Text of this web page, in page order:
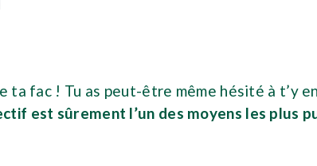
ta fac ! Tu as peut-être même hésité à t’y
est sûrement l’un des moyens les plus